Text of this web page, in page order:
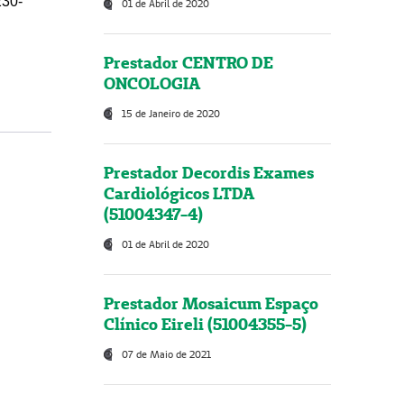
01 de Abril de 2020
Prestador CENTRO DE
ONCOLOGIA
15 de Janeiro de 2020
Prestador Decordis Exames
Cardiológicos LTDA
(51004347-4)
01 de Abril de 2020
Prestador Mosaicum Espaço
Clínico Eireli (51004355-5)
07 de Maio de 2021